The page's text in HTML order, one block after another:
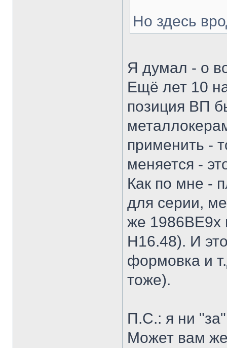
Но здесь
Я думал - о
Ещё лет 10
позиция ВП
применить -
меняется -
Как по мне -
для серии,
же 1986ВЕ9х
Н16.48). И
формовка и
тоже).
П.С.: я ни
Может вам же